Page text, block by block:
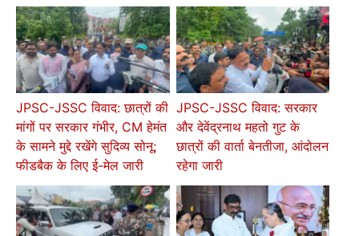
JPSC-JSSC विवाद: छात्रों की
मांगों पर सरकार गंभीर, CM हेमंत
के सामने मुद्दे रखेंगे सुदिव्य सोनू;
फीडबैक के लिए ई-मेल जारी
JPSC-JSSC विवाद: सरकार
और देवेंद्रनाथ महतो गुट के
छात्रों की वार्ता बेनतीजा, आंदोलन
रहेगा जारी